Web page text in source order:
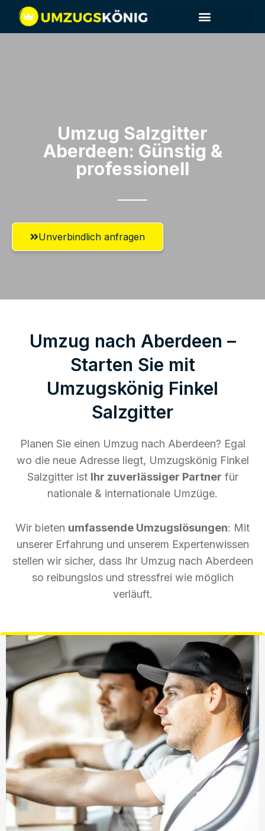
Umzug Salzgitter​
Aberdeen: Günstig &
professionell​
Unverbindlich anfragen
Umzug nach Aberdeen –
Starten Sie mit
Umzugskönig Finkel
Salzgitter
Planen Sie einen Umzug nach Aberdeen? Egal
wo die neue Adresse liegt, Umzugskönig Finkel
Salzgitter ist Ihr zuverlässiger Partner für
nationale & internationale Umzüge.
Wir bieten umfassende Umzugslösungen: Mit
unserer Erfahrung und unserem Expertenwissen
stellen wir sicher, dass Ihr Umzug nach Aberdeen
so reibungslos und stressfrei wie möglich
verläuft.